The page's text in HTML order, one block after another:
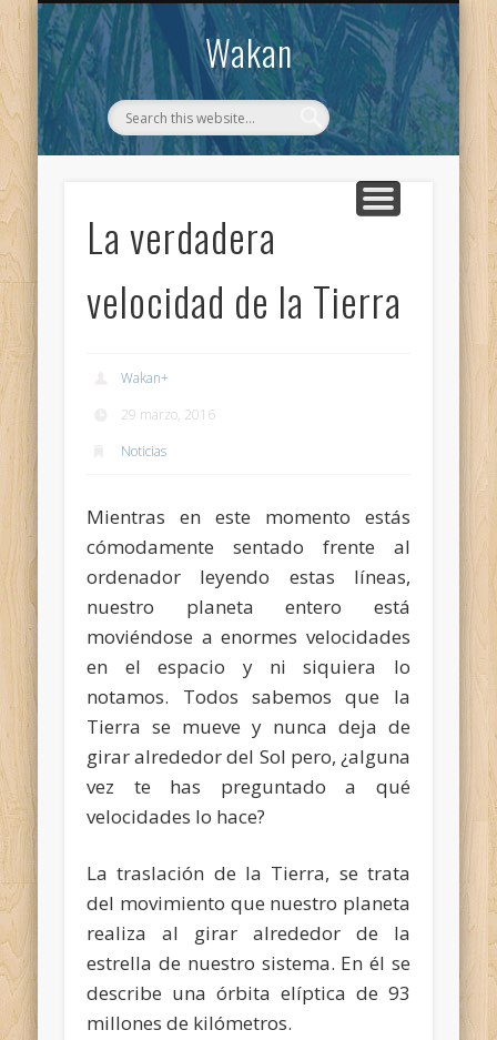
Wakan
WAKAN
CONTACTO
La verdadera
velocidad de la Tierra
Wakan+
29 marzo, 2016
Noticias
Mientras en este momento estás
cómodamente sentado frente al
ordenador leyendo estas líneas,
nuestro planeta entero está
moviéndose a enormes velocidades
en el espacio y ni siquiera lo
notamos. Todos sabemos que la
Tierra se mueve y nunca deja de
girar alrededor del Sol pero, ¿alguna
vez te has preguntado a qué
velocidades lo hace?
La traslación de la Tierra, se trata
del movimiento que nuestro planeta
realiza al girar alrededor de la
estrella de nuestro sistema. En él se
describe una órbita elíptica de 93
millones de kilómetros.